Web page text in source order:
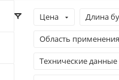
Цена Длина
Область применения
Технические данные